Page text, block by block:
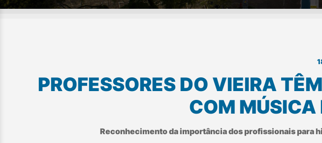
PROFESSORES DO VIEIRA
COM MÚSICA
Reconhecimento da importância dos profissionais para